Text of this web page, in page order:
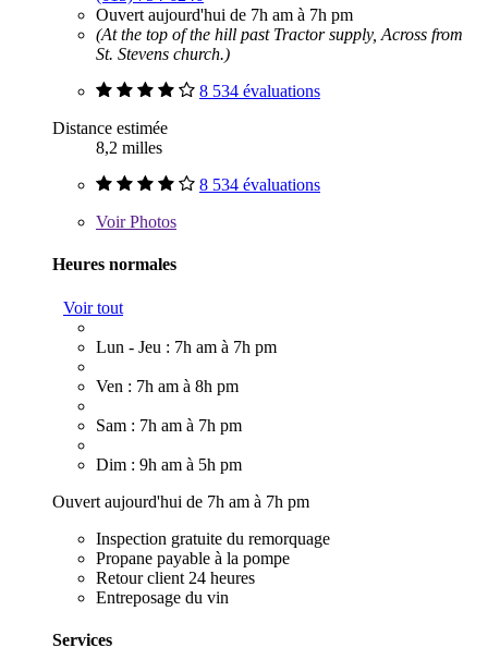
Ouvert aujourd'hui de 7h am à 7h pm
(At the top of the hill past Tractor supply, Across from
St. Stevens church.)
8 534 évaluations
Distance estimée
8,2 milles
8 534 évaluations
VoirPhotos
Heures normales
Voir tout
Lun - Jeu : 7h am à 7h pm
Ven : 7h am à 8h pm
Sam : 7h am à 7h pm
Dim : 9h am à 5h pm
Ouvert aujourd'hui de 7h am à 7h pm
Inspection gratuite du remorquage
Propane payable à la pompe
Retour client 24 heures
Entreposage du vin
Services